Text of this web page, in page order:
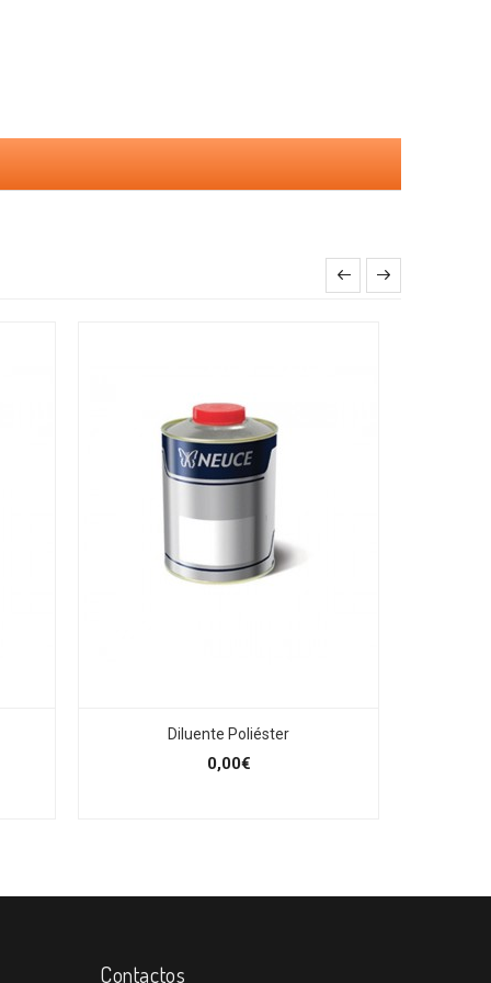
Diluente Poliéster
0,00€
Contactos